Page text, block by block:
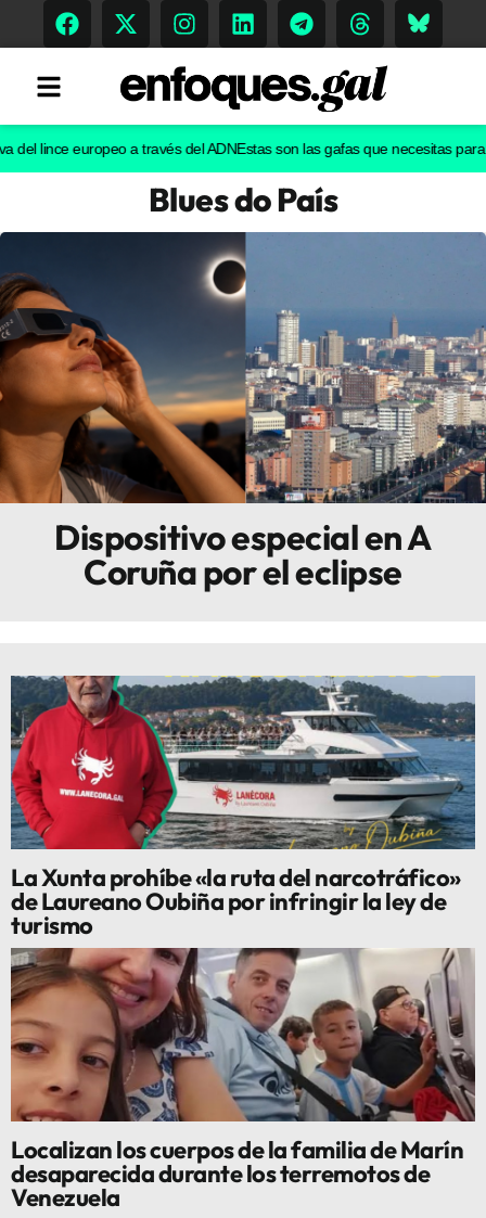
Gastronomía
Escenarios
Sostenibilidad
Innova
europeo a través del ADNEstas son las gafas que necesitas para ver
Blues do País
Dispositivo especial en A
Coruña por el eclipse
La Xunta prohíbe «la ruta del narcotráfico»
de Laureano Oubiña por infringir la ley de
turismo
Localizan los cuerpos de la familia de Marín
desaparecida durante los terremotos de
Venezuela